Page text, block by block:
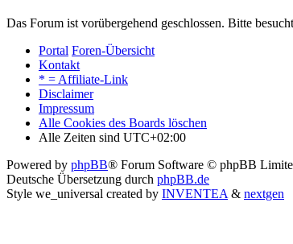
Das Forum ist vorübergehend geschlossen. Bitte
Portal Foren-Übersicht
Kontakt
* = Affiliate-Link
Disclaimer
Impressum
Alle Cookies des Boards löschen
Alle Zeiten sind UTC+02:00
Powered by phpBB® Forum Software © phpBB
Deutsche Übersetzung durch phpBB.de
Style we_universal created by INVENTEA & nextgen